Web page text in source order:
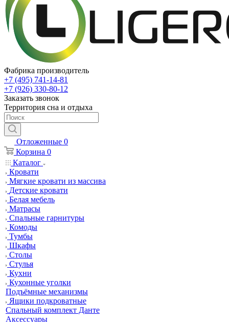
Фабрика производитель
+7 (495) 741-14-81
+7 (926) 330-80-12
Заказать звонок
Территория сна и отдыха
Отложенные 0
Корзина 0
Каталог
Кровати
Мягкие кровати из массива
Детские кровати
Белая мебель
Матрасы
Спальные гарнитуры
Комоды
Тумбы
Шкафы
Столы
Стулья
Кухни
Кухонные уголки
Подъёмные механизмы
Ящики подкроватные
Спальный комплект Данте
Аксессуары